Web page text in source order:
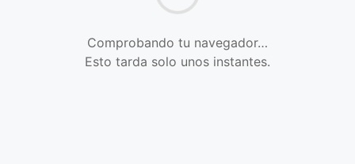
Comprobando tu navegador…
Esto tarda solo unos instantes.